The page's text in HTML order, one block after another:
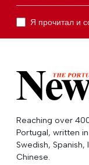
Я прочитал и
Reaching over
Portugal, written
Swedish, Spanish,
Chinese.